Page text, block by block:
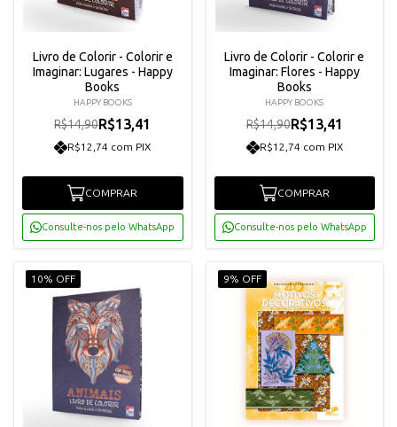
Livro de Colorir - Colorir e
Imaginar: Lugares - Happy
Books
HAPPY BOOKS
R$14,90R$13,41
R$12,74 com PIX
COMPRAR
Consulte-nos pelo WhatsApp
Livro de Colorir - Colorir e
Imaginar: Flores - Happy
Books
HAPPY BOOKS
R$14,90R$13,41
R$12,74 com PIX
COMPRAR
Consulte-nos pelo WhatsApp
10% OFF 9% OFF